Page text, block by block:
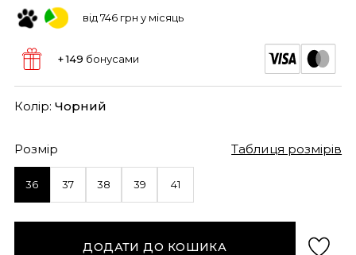
від 746 грн у місяць
+ 149 бонусами
Колір: Чорний
Розмір Таблиця розмірів
36 37 38 39 41
ДОДАТИ ДО КОШИКА